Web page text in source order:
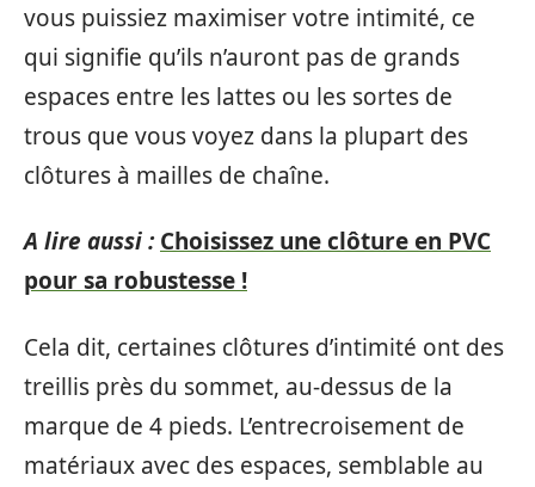
vous puissiez maximiser votre intimité, ce
qui signifie qu’ils n’auront pas de grands
espaces entre les lattes ou les sortes de
trous que vous voyez dans la plupart des
clôtures à mailles de chaîne.
A lire aussi : Choisissez une clôture en PVC
pour sa robustesse !
Cela dit, certaines clôtures d’intimité ont des
treillis près du sommet, au-dessus de la
marque de 4 pieds. L’entrecroisement de
matériaux avec des espaces, semblable au